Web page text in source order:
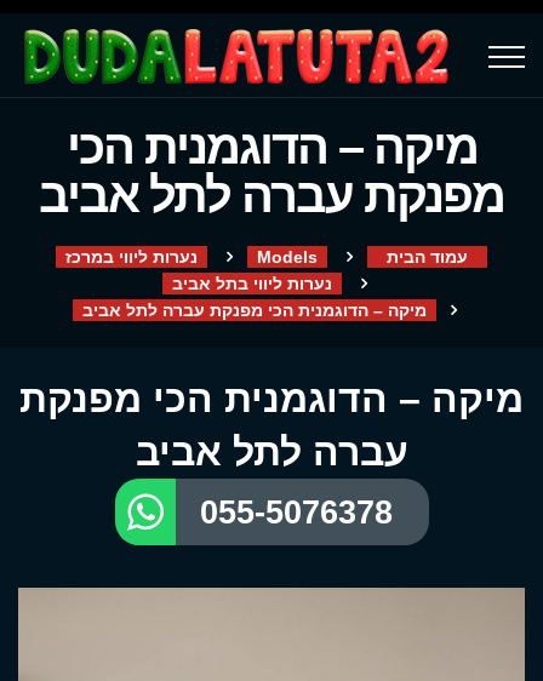
מיקה – הדוגמנית הכי
מפנקת עברה לתל אביב
עמוד הבית Models
נערות ליווי במרכז
נערות ליווי בתל אביב
מיקה – הדוגמנית הכי מפנקת עברה לתל אביב
מיקה – הדוגמנית הכי מפנקת
עברה לתל אביב
055-5076378